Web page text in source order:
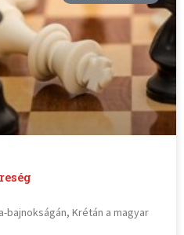
bajnokságán, Krétán a magyar